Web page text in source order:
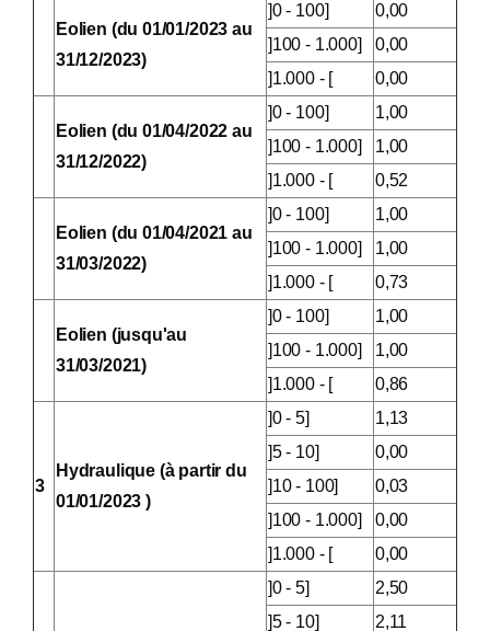
Eolien (du 01/01/2023 au
31/12/2023)
]0 - 100]
0,00
]100 - 1.000]
0,00
]1.000 - [
0,00
Eolien (du 01/04/2022 au
31/12/2022)
]0 - 100]
1,00
]100 - 1.000]
1,00
]1.000 - [
0,52
Eolien (du 01/04/2021 au
31/03/2022)
]0 - 100]
1,00
]100 - 1.000]
1,00
]1.000 - [
0,73
Eolien (jusqu'au
31/03/2021)
]0 - 100]
1,00
]100 - 1.000]
1,00
]1.000 - [
0,86
3
Hydraulique (à partir du
01/01/2023 )
]0 - 5]
1,13
]5 - 10]
0,00
]10 - 100]
0,03
]100 - 1.000]
0,00
]1.000 - [
0,00
]0 - 5]
2,50
]5 - 10]
2,11